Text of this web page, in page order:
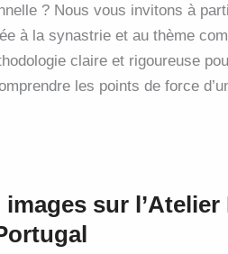
? Nous vous invitons à
à la synastrie et au thème
claire et rigoureuse
les points de force
sur